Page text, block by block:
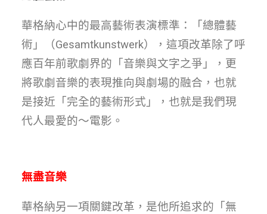
華格納心中的最高藝術表演標準：「總體藝
術」（Gesamtkunstwerk），這項改革除了呼
應百年前歌劇界的「音樂與文字之爭」，更
將歌劇音樂的表現推向與劇場的融合，也就
是接近「完全的藝術形式」，也就是我們現
代人最愛的～電影。
無盡音樂
華格納另一項關鍵改革，是他所追求的「無